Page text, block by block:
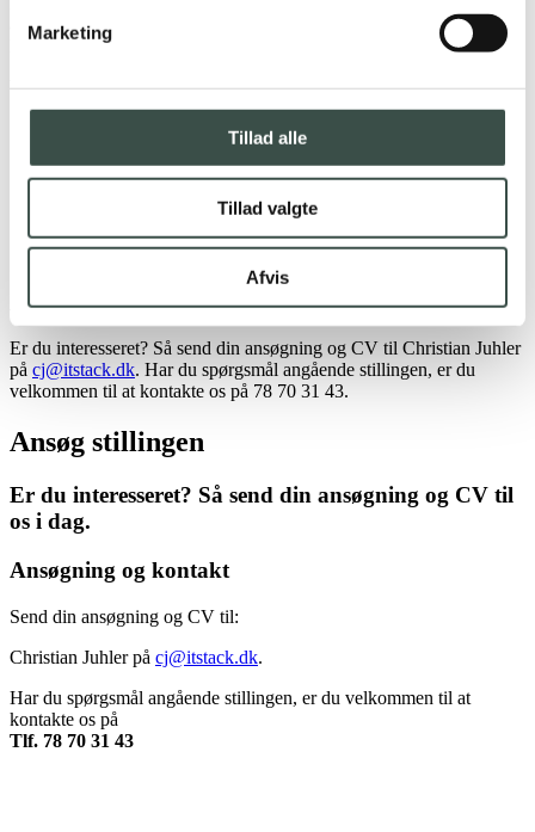
Marketing
Tillad alle
Tillad valgte
Afvis
arbejde. Vi vil gerne tilbyde vores medarbejdere et uformelt og
hyggeligt arbejdsmiljø, hvor alle føler sig hjemme.
Vi kan bl.a. tilbyde dig
En sjov og social arbejdsplads, hvor der er plads til alle
Et godt og roligt arbejdsmiljø med faste kontorpladser og
fleksible arbejdstider
Hyggelige, sociale tiltag som bl.a. fælles fredagsmorgenmad
og regelmæssige firmaarrangementer
Ansøgning og kontakt
Er du interesseret? Så send din ansøgning og CV til Christian Juhler
på cj@itstack.dk. Har du spørgsmål angående stillingen, er du
velkommen til at kontakte os på 78 70 31 43.
Ansøg stillingen
Er du interesseret? Så send din ansøgning og CV til
os i dag.
Ansøgning og kontakt
Send din ansøgning og CV til:
Christian Juhler på cj@itstack.dk.
Har du spørgsmål angående stillingen, er du velkommen til at
kontakte os på
Tlf. 78 70 31 43